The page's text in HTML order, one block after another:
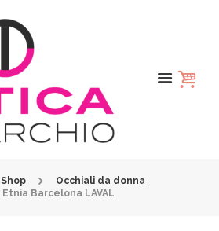
Shop
Occhiali da donna
Etnia Barcelona LAVAL